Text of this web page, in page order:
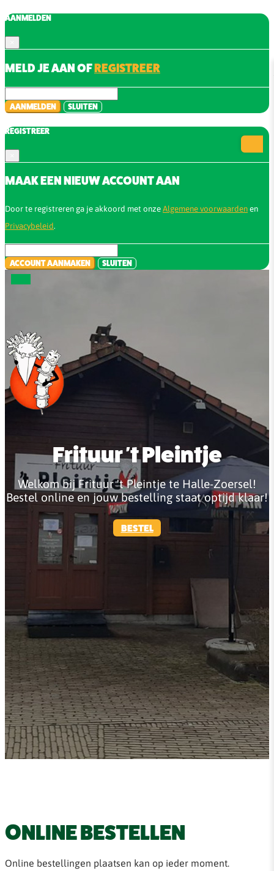
AANMELDEN
MELD JE AAN OFREGISTREER
AANMELDEN SLUITEN
REGISTREER
MAAK EEN NIEUW ACCOUNT AAN
Door te registreren ga je akkoord met onze Algemene voorwaarden en
Privacybeleid.
ACCOUNT AANMAKEN SLUITEN
Frituur 't Pleintje
Welkom bij Frituur 't Pleintje te Halle-Zoersel!
Bestel online en jouw bestelling staat optijd klaar!
BESTEL
ONLINE BESTELLEN
Online bestellingen plaatsen kan op ieder moment.